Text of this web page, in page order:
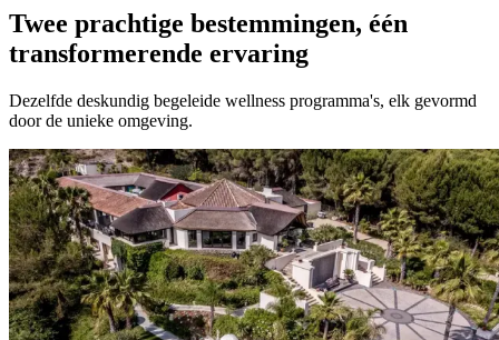
Twee prachtige bestemmingen, één
transformerende ervaring
Dezelfde deskundig begeleide wellness programma's, elk gevormd
door de unieke omgeving.